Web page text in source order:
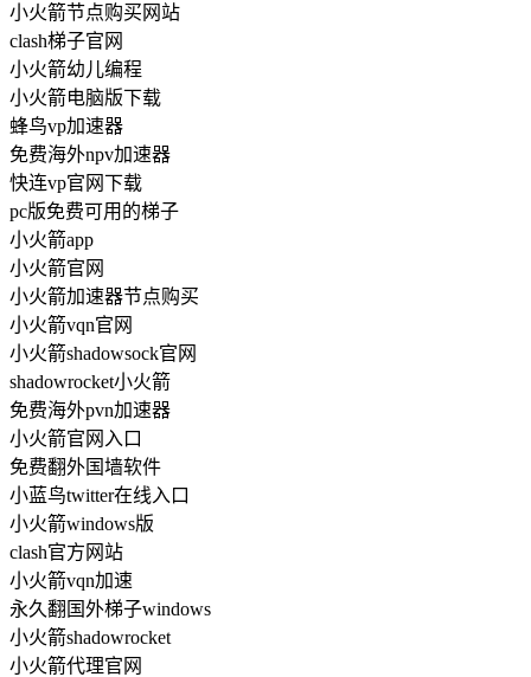
小火箭节点购买网站
clash梯子官网
小火箭幼儿编程
小火箭电脑版下载
蜂鸟vp加速器
免费海外npv加速器
快连vp官网下载
pc版免费可用的梯子
小火箭app
小火箭官网
小火箭加速器节点购买
小火箭vqn官网
小火箭shadowsock官网
shadowrocket小火箭
免费海外pvn加速器
小火箭官网入口
免费翻外国墙软件
小蓝鸟twitter在线入口
小火箭windows版
clash官方网站
小火箭vqn加速
永久翻国外梯子windows
小火箭shadowrocket
小火箭代理官网